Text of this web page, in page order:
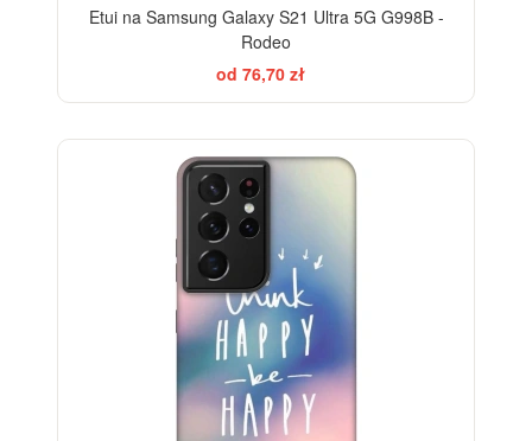
Etui na Samsung Galaxy S21 Ultra 5G G998B -
Rodeo
od 76,70 zł